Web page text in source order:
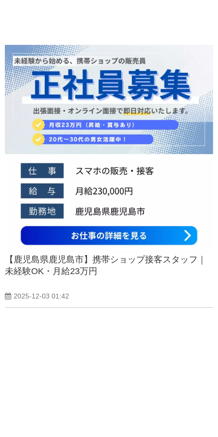
【鹿児島県鹿児島市】携帯ショップ接客スタッフ｜
未経験OK・月給23万円
2025-12-03 01:42